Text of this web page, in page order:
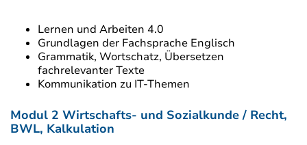
Lernen und Arbeiten 4.0
Grundlagen der Fachsprache Englisch
Grammatik, Wortschatz, Übersetzen
fachrelevanter Texte
Kommunikation zu IT-Themen
Modul 2 Wirtschafts- und Sozialkunde / Recht,
BWL, Kalkulation